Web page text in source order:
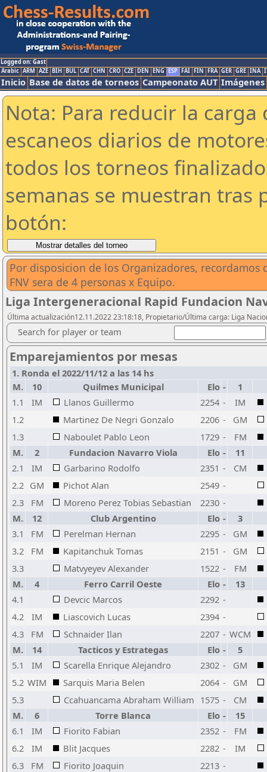
Logged on: Gast
Arabic ARM AZE BIH BUL CAT CHN CRO CZE DEN ENG ESP FAI FIN FRA GER GRE INA
Inicio Base de datos de torneos Campeonato AUT Imágenes
Nota: Para reducir la
escaneos diarios de
todos los torneos
semanas se muestran tras
botón:
Por disposicion de los Organizadores,
FNV sera de 4 personas x Equipo.
Liga Intergeneracional Rapid Fundacion
Última actualización12.11.2022 23:18:18, Propietario/Última carga: Liga
Search for player or team
Emparejamientos por mesas
1. Ronda el 2022/11/12 a las 14 hs
M.
10 Quilmes Municipal Elo -
1
1.1
IM Llanos Guillermo 2254 -
IM
1.2
Martinez De Negri Gonzalo 2206 -
GM
1.3
Naboulet Pablo Leon 1729 -
FM
M.
2 Fundacion Navarro Viola Elo -
11
2.1
IM Garbarino Rodolfo 2351 -
CM
2.2 GM Pichot Alan 2549 -
2.3
FM Moreno Perez Tobias Sebastian 2230 -
M.
12 Club Argentino Elo -
3
3.1
FM Perelman Hernan 2295 -
GM
3.2
FM Kapitanchuk Tomas 2151 -
GM
3.3
Matvyeyev Alexander 1522 -
FM
M.
4 Ferro Carril Oeste Elo -
13
4.1
Devcic Marcos 2292 -
4.2
IM Liascovich Lucas 2394 -
4.3
FM Schnaider Ilan 2207 - WCM
M.
14 Tacticos y Estrategas Elo -
5
5.1
IM Scarella Enrique Alejandro 2302 -
GM
5.2 WIM Sarquis Maria Belen 2064 -
GM
5.3
Ccahuancama Abraham William 1575 -
CM
M.
6 Torre Blanca Elo -
15
6.1
IM Fiorito Fabian 2352 -
FM
6.2
IM Blit Jacques 2282 -
IM
6.3
FM Fiorito Joaquin 2213 -